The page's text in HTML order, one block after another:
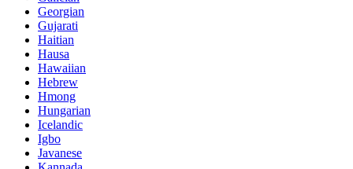
Georgian
Gujarati
Haitian
Hausa
Hawaiian
Hebrew
Hmong
Hungarian
Icelandic
Igbo
Javanese